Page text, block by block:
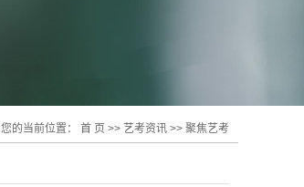
您的当前位置： 首 页 >> 艺考资讯 >> 聚焦艺考